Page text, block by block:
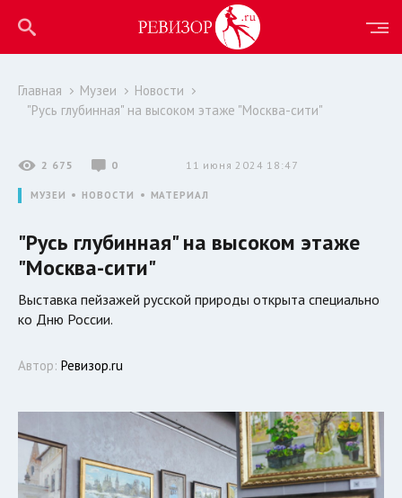
Главная Музеи
Новости
"Русь глубинная" на высоком этаже "Москва-сити"
2 675 0 11 июня 2024 18:47
МУЗЕИ НОВОСТИ МАТЕРИАЛ
"Русь глубинная" на высоком этаже
"Москва-сити"
Выставка пейзажей русской природы открыта специально
ко Дню России.
Автор: Ревизор.ru